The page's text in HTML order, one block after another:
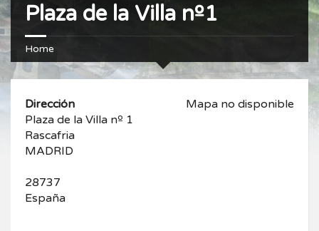
Plaza de la Villa nº1
Home
Mapa no disponible
Dirección
Plaza de la Villa nº 1
Rascafria
MADRID
28737
España